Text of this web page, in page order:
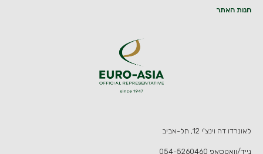
חנות האתר
לאונרדו דה וינצ'י 12, תל-אביב
נייד/וואטסאפ 054-5260460